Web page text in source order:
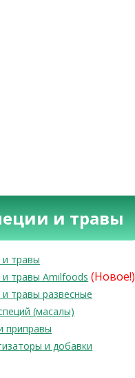
и травы
травы
и травы Amilfoods (Новое!)
травы развесные
(масалы)
приправы
и добавки